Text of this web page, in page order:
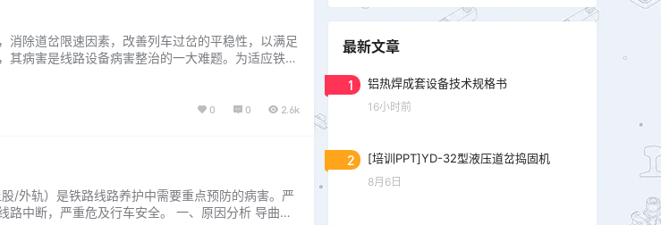
消除道岔限速因素，改善列车过岔的平稳性，以满足
病害是线路设备病害整治的一大难题。为适应铁路
0 0 2.6k
/外轨）是铁路线路养护中需要重点预防的病害。严
中断，严重危及行车安全。 一、原因分析 导曲线
最新文章
1 铝热焊成套设备技术规格书
16小时前
2 [培训PPT]YD-32型液压道岔捣固机
8月6日